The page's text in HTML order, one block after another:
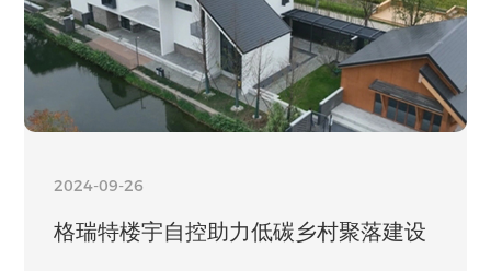
2024-09-26
格瑞特楼宇自控助力低碳乡村聚落建设